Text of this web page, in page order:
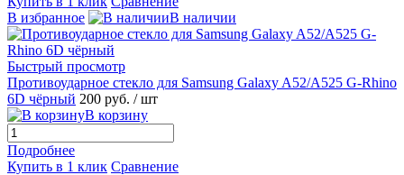
В избранное
В наличии
Быстрый просмотр
Противоударное стекло для Samsung Galaxy A52/A525 G-Rhino
6D чёрный 200 руб. / шт
В корзину
Подробнее
Купить в 1 клик Сравнение